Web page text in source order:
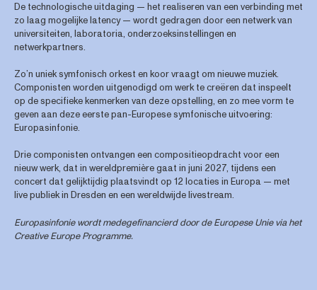
De technologische uitdaging — het realiseren van een verbinding met
zo laag mogelijke latency — wordt gedragen door een netwerk van
universiteiten, laboratoria, onderzoeksinstellingen en
netwerkpartners.
Zo’n uniek symfonisch orkest en koor vraagt om nieuwe muziek.
Componisten worden uitgenodigd om werk te creëren dat inspeelt
op de specifieke kenmerken van deze opstelling, en zo mee vorm te
geven aan deze eerste pan-Europese symfonische uitvoering:
Europasinfonie.
Drie componisten ontvangen een compositieopdracht voor een
nieuw werk, dat in wereldpremière gaat in juni 2027, tijdens een
concert dat gelijktijdig plaatsvindt op 12 locaties in Europa — met
live publiek in Dresden en een wereldwijde livestream.
Europasinfonie wordt medegefinancierd door de Europese Unie via het
Creative Europe Programme.